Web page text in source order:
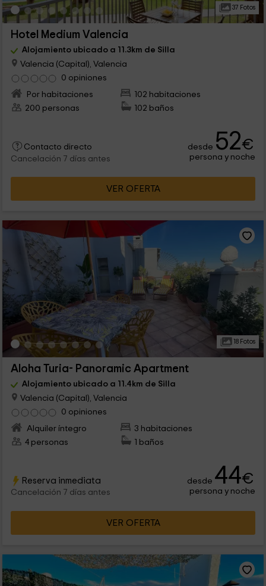
37 Fotos
Hotel Medium Valencia
Alojamiento ubicado a 11.3km de Silla
Valencia (Capital), Valencia
0 opiniones
Por habitaciones
102 habitaciones
200 personas
102 baños
Contacto directo
Cancelación 7 días antes
desde 52€
persona y noche
VER OFERTA
18 Fotos
Aloha Turia- Panoramic Apartment
Alojamiento ubicado a 11.4km de Silla
Valencia (Capital), Valencia
0 opiniones
Alquiler íntegro
3 habitaciones
4 personas
1 baños
Reserva inmediata
Cancelación 7 días antes
desde 44€
persona y noche
VER OFERTA